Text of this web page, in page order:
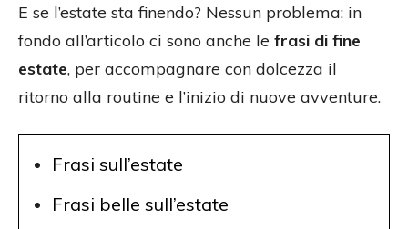
E se l’estate sta finendo? Nessun problema: in
fondo all’articolo ci sono anche le frasi di fine
estate, per accompagnare con dolcezza il
ritorno alla routine e l’inizio di nuove avventure.
Frasi sull’estate
Frasi belle sull’estate